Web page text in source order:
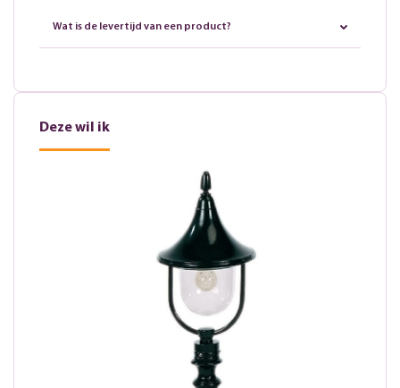
Wat is de levertijd van een product?
Deze wil ik